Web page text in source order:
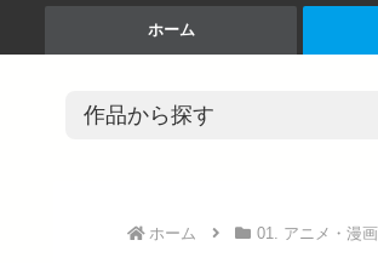
ホーム
ホーム 01. アニメ・漫